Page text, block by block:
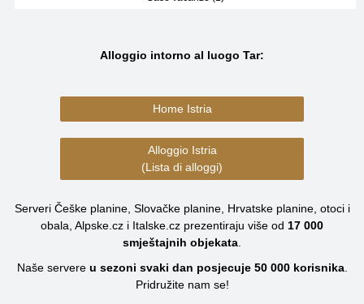
Alloggio intorno al luogo Tar:
Home Istria
Alloggio Istria
(Lista di alloggi)
Serveri Češke planine, Slovačke planine, Hrvatske planine, otoci i
obala, Alpske.cz i Italske.cz prezentiraju više od 17 000
smještajnih objekata
Naše servere u sezoni svaki dan posjecuje 50 000korisnika.
Pridružite nam se!